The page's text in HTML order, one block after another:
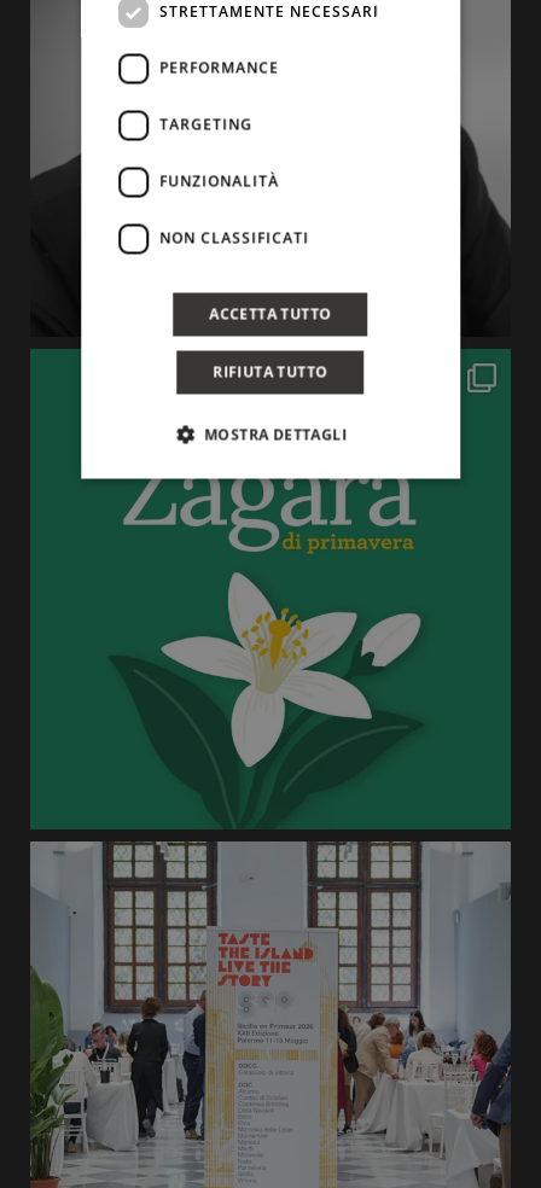
STRETTAMENTE NECESSARI
PERFORMANCE
TARGETING
FUNZIONALITÀ
NON CLASSIFICATI
ACCETTA TUTTO
RIFIUTA TUTTO
MOSTRA DETTAGLI